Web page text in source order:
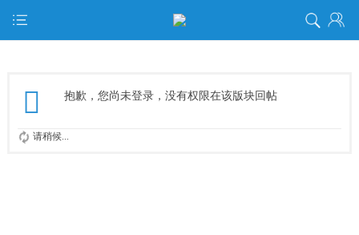
抱歉，您尚未登录，没有权限在该版块回帖
请稍候...